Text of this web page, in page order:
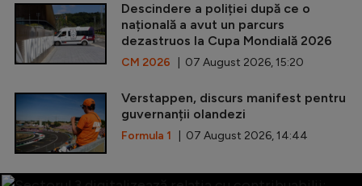
Descindere a poliției după ce o
națională a avut un parcurs
dezastruos la Cupa Mondială 2026
CM 2026 | 07 August 2026, 15:20
Verstappen, discurs manifest pentru
guvernanții olandezi
Formula 1 | 07 August 2026, 14:44